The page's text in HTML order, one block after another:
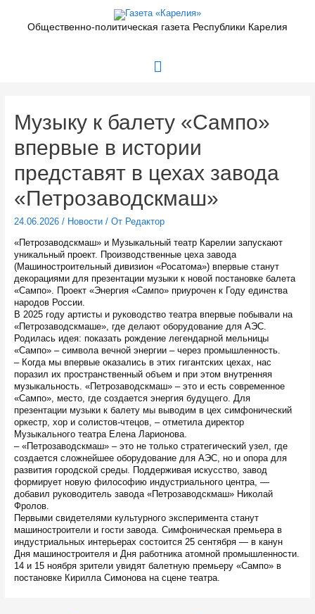
содержимомуОбщественно-политическая газета Республики Карелия
Главное
Музыку к балету «Сампо»
впервые в истории
представят в цехах завода
«Петрозаводскмаш»
24.06.2026/ Новости/ От Редактор
«Петрозаводскмаш» и Музыкальный театр Карелии запускают
уникальный проект. Производственные цеха завода
(Машиностроительный дивизион «Росатома») впервые станут
декорациями для презентации музыки к новой постановке балета
«Сампо». Проект «Энергия «Сампо» приурочен к Году единства
народов России.
В 2025 году артисты и руководство театра впервые побывали на
«Петрозаводскмаше», где делают оборудование для АЭС.
Родилась идея: показать рождение легендарной мельницы
«Сампо» – символа вечной энергии – через промышленность.
– Когда мы впервые оказались в этих гигантских цехах, нас
поразил их пространственный объем и при этом внутренняя
музыкальность. «Петрозаводскмаш» – это и есть современное
«Сампо», место, где создается энергия будущего. Для
презентации музыки к балету мы выводим в цех симфонический
оркестр, хор и солистов-чтецов, – отметила директор
Музыкального театра Елена Ларионова.
– «Петрозаводскмаш» – это не только стратегический узел, где
создается сложнейшее оборудование для АЭС, но и опора для
развития городской среды. Поддерживая искусство, завод
формирует новую философию индустриального центра, —
добавил руководитель завода «Петрозаводскмаш» Николай
Фролов.
Первыми свидетелями культурного эксперимента станут
машиностроители и гости завода. Симфоническая премьера в
индустриальных интерьерах состоится 25 сентября — в канун
Дня машиностроителя и Дня работника атомной промышленности.
14 и 15 ноября зрители увидят балетную премьеру «Сампо» в
постановке Кирилла Симонова на сцене театра.